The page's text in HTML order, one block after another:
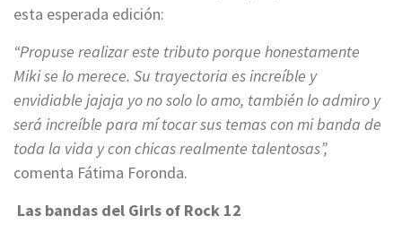
esta esperada edición:
“Propuse realizar este tributo porque honestamente
Miki se lo merece. Su trayectoria es increíble y
envidiable jajaja yo no solo lo amo, también lo admiro y
será increíble para mí tocar sus temas con mi banda de
toda la vida y con chicas realmente talentosas”,
comenta Fátima Foronda.
Las bandas del Girls of Rock 12